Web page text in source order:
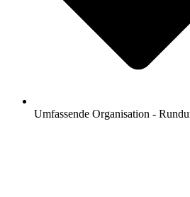
Umfassende Organisation -